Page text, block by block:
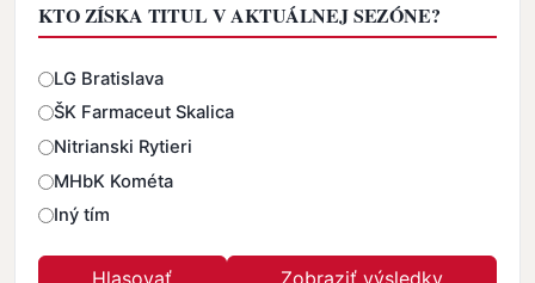
KTO ZÍSKA TITUL V AKTUÁLNEJ SEZÓNE?
Odpovede
LG Bratislava
ŠK Farmaceut Skalica
Nitrianski Rytieri
MHbK Kométa
Iný tím